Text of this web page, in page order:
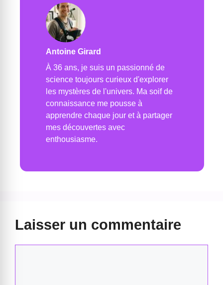
Antoine Girard
À 36 ans, je suis un passionné de
science toujours curieux d'explorer
les mystères de l'univers. Ma soif de
connaissance me pousse à
apprendre chaque jour et à partager
mes découvertes avec
enthousiasme.
Laisser un commentaire